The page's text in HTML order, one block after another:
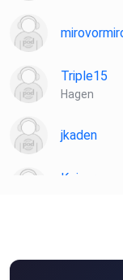
Triple15
Hagen
jkaden
Koiser